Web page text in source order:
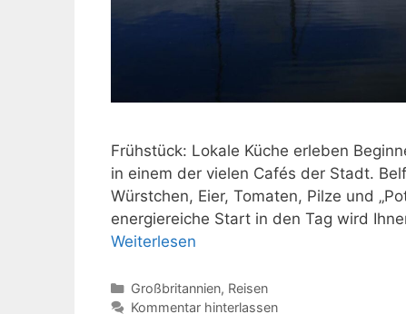
Frühstück: Lokale Küche erleben
in einem der vielen Cafés der Stadt.
Würstchen, Eier, Tomaten, Pilze und
energiereiche Start in den Tag wird
Weiterlesen
Kategorien
Großbritannien, Reisen
Kommentar hinterlassen